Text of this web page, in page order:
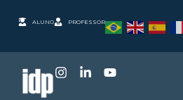
ALUNO PROFESSOR